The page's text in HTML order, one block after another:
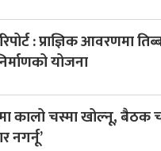
: प्राज्ञिक आवरणमा
योजना
कालो चस्मा खोल्नू, बैठक
नगर्नू’